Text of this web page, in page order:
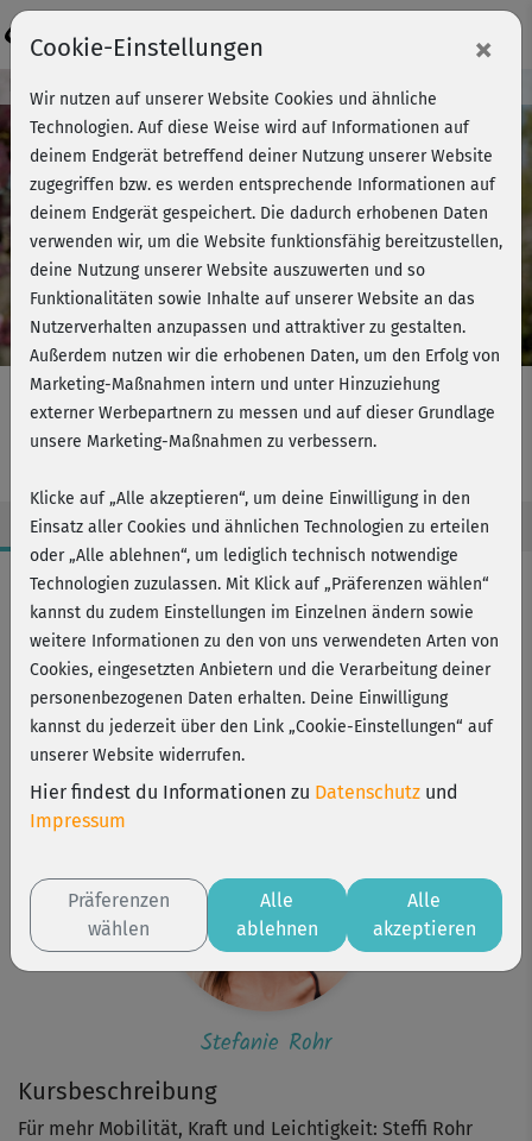
Play
Video
Kursvorschau - Jetzt mitmachen!
Rücken-Flow 1 - Mobility
Kursbeschreibung
Für mehr Mobilität, Kraft und Leichtigkeit: Steffi Rohr
Workout-Facts
leicht
22 Min
65 kcal
Stefanie Rohr
Stefanie Rohr
Cookie-Einstellungen ×
Wir nutzen auf unserer Website Cookies und ähnliche
Technologien. Auf diese Weise wird auf Informationen auf
deinem Endgerät betreffend deiner Nutzung unserer Website
zugegriffen bzw. es werden entsprechende Informationen auf
deinem Endgerät gespeichert. Die dadurch erhobenen Daten
verwenden wir, um die Website funktionsfähig bereitzustellen,
deine Nutzung unserer Website auszuwerten und so
Funktionalitäten sowie Inhalte auf unserer Website an das
Nutzerverhalten anzupassen und attraktiver zu gestalten.
Außerdem nutzen wir die erhobenen Daten, um den Erfolg von
Marketing-Maßnahmen intern und unter Hinzuziehung
externer Werbepartnern zu messen und auf dieser Grundlage
unsere Marketing-Maßnahmen zu verbessern.
Klicke auf „Alle akzeptieren“, um deine Einwilligung in den
Einsatz aller Cookies und ähnlichen Technologien zu erteilen
oder „Alle ablehnen“, um lediglich technisch notwendige
Technologien zuzulassen. Mit Klick auf „Präferenzen wählen“
kannst du zudem Einstellungen im Einzelnen ändern sowie
weitere Informationen zu den von uns verwendeten Arten von
Cookies, eingesetzten Anbietern und die Verarbeitung deiner
personenbezogenen Daten erhalten. Deine Einwilligung
kannst du jederzeit über den Link „Cookie-Einstellungen“ auf
unserer Website widerrufen.
Hier findest du Informationen zu Datenschutz und
Impressum
Präferenzen
wählen
Alle
ablehnen
Alle
akzeptieren